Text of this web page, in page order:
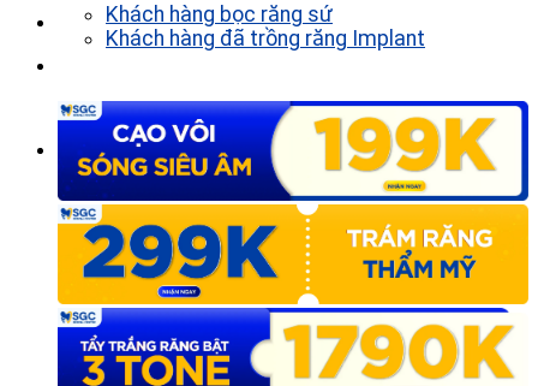
Khách hàng bọc răng sứ
Khách hàng đã trồng răng Implant